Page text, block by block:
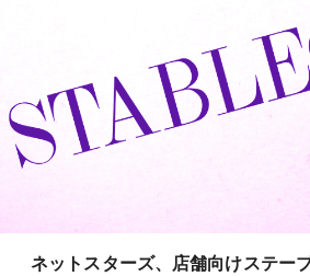
ネットスターズ、店舗向けステー